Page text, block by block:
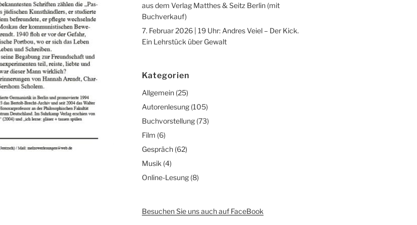
aus dem Verlag Matthes & Seitz Berlin (mit
Buchverkauf)
7. Februar 2026 | 19 Uhr: Andres Veiel – Der Kick.
Ein Lehrstück über Gewalt
Kategorien
Allgemein(25)
Autorenlesung(105)
Buchvorstellung(73)
Film (6)
Gespräch(62)
Musik (4)
Online-Lesung(8)
Besuchen Sie uns auch auf FaceBook